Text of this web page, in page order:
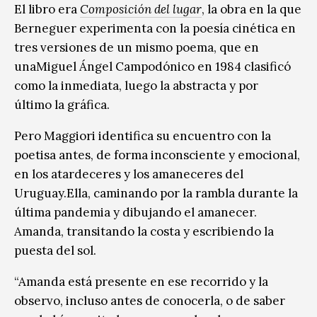
El libro eraComposición del lugar, la obra en la que
Berneguer experimenta con la poesía cinética en
tres versiones de un mismo poema, que en
unaMiguel Ángel Campodónico en 1984 clasificó
como la inmediata, luego la abstracta y por
último la gráfica.
Pero Maggiori identifica su encuentro con la
poetisa antes, de forma inconsciente y emocional,
en los atardeceres y los amaneceres del
Uruguay.Ella, caminando por la rambla durante la
última pandemia y dibujando el amanecer.
Amanda, transitando la costa y escribiendo la
puesta del sol.
“Amanda está presente en ese recorrido y la
observo, incluso antes de conocerla, o de saber